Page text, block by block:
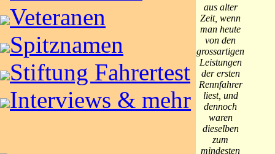
Veteranen
Spitznamen
Stiftung Fahrertest
Interviews & mehr
aus alter
Zeit, wenn
man heute
von den
grossartigen
Leistungen
der ersten
Rennfahrer
liest, und
dennoch
waren
dieselben
zum
mindesten